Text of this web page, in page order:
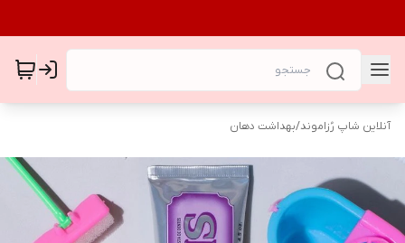
آنلاین شاپ رُزاموند/بهداشت دهان